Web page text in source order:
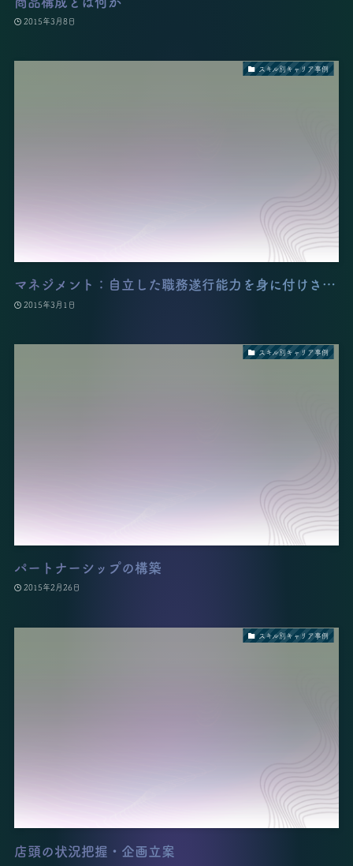
2015年3月8日
スキル別キャリア事例
マネジメント：自立した職務遂行能力を身に付けさ…
2015年3月1日
スキル別キャリア事例
パートナーシップの構築
2015年2月26日
スキル別キャリア事例
店頭の状況把握・企画立案